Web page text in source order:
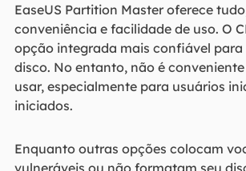
EaseUS Partition Master oferece
conveniência e facilidade de uso. O
opção integrada mais confiável
disco. No entanto, não é
usar, especialmente para usuários
iniciados.
Enquanto outras opções colocam